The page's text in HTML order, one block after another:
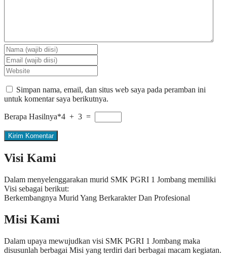
Simpan nama, email, dan situs web saya pada peramban ini
untuk komentar saya berikutnya.
Berapa Hasilnya*4 + 3 =
Visi Kami
Dalam menyelenggarakan murid SMK PGRI 1 Jombang memiliki
Visi sebagai berikut:
Berkembangnya Murid Yang Berkarakter Dan Profesional
Misi Kami
Dalam upaya mewujudkan visi SMK PGRI 1 Jombang maka
disusunlah berbagai Misi yang terdiri dari berbagai macam kegiatan.